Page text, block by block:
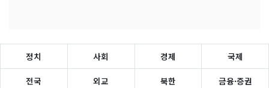
정치 사회 경제 국제
전국 외교 북한 금융·증권